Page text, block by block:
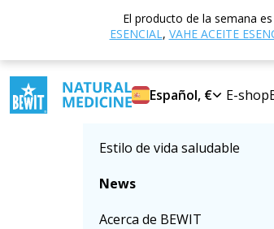
El producto de la semana es
ESENCIAL, VAHE ACEITE
Español, € E-shop
Seleccionar categoría
Suplementos dietéticos
Estilo de vida saludable
News
Acerca de BEWIT